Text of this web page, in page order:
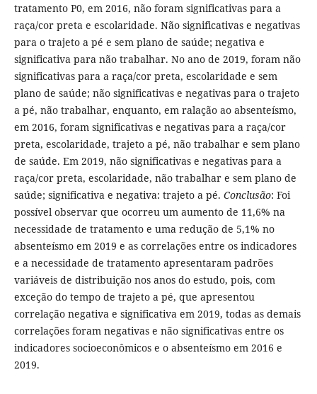
tratamento P0, em 2016, não foram significativas para a
raça/cor preta e escolaridade. Não significativas e negativas
para o trajeto a pé e sem plano de saúde; negativa e
significativa para não trabalhar. No ano de 2019, foram não
significativas para a raça/cor preta, escolaridade e sem
plano de saúde; não significativas e negativas para o trajeto
a pé, não trabalhar, enquanto, em ralação ao absenteísmo,
em 2016, foram significativas e negativas para a raça/cor
preta, escolaridade, trajeto a pé, não trabalhar e sem plano
de saúde. Em 2019, não significativas e negativas para a
raça/cor preta, escolaridade, não trabalhar e sem plano de
saúde; significativa e negativa: trajeto a pé. Conclusão: Foi
possível observar que ocorreu um aumento de 11,6% na
necessidade de tratamento e uma redução de 5,1% no
absenteísmo em 2019 e as correlações entre os indicadores
e a necessidade de tratamento apresentaram padrões
variáveis de distribuição nos anos do estudo, pois, com
exceção do tempo de trajeto a pé, que apresentou
correlação negativa e significativa em 2019, todas as demais
correlações foram negativas e não significativas entre os
indicadores socioeconômicos e o absenteísmo em 2016 e
2019.